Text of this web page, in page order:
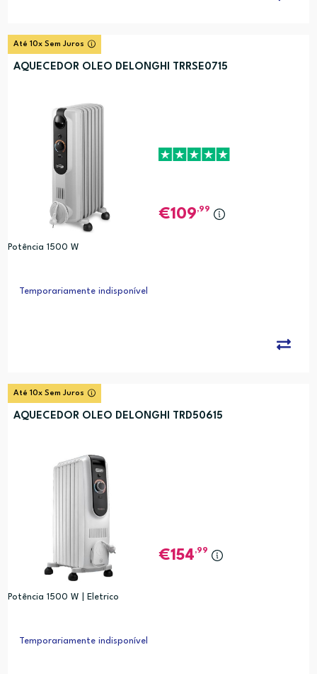
Até 10x Sem Juros
AQUECEDOR OLEO DELONGHI TRRSE0715
Potência 1500 W
109,99
Temporariamente indisponível
Até 10x Sem Juros
AQUECEDOR OLEO DELONGHI TRD50615
Potência 1500 W | Eletrico
154,99
Temporariamente indisponível